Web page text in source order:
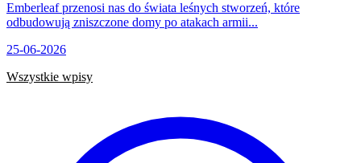
Emberleaf przenosi nas do świata leśnych stworzeń, które
odbudowują zniszczone domy po atakach armii...
25-06-2026
Wszystkie wpisy